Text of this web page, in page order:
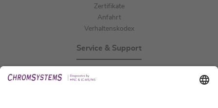
Zertifikate
Anfahrt
Verhaltenskodex
Service & Support